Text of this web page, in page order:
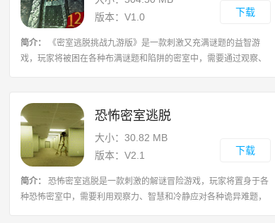
版本：V1.0
下载
简介：
《密室逃脱挑战九游版》是一款刺激又充满谜题的益智游
戏，玩家将被困在各种布满谜题和陷阱的密室中，需要通过观察、
恐怖密室逃脱
大小：30.82 MB
版本：V2.1
下载
简介：
恐怖密室逃脱是一款刺激的解谜冒险游戏，玩家将置身于各
种恐怖密室中，需要利用观察力、智慧和冷静应对各种诡异难题，